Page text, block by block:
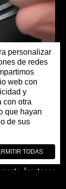
personalizar
de redes
web con
y
con otra
que hayan
de sus
TODAS
expresión. El
ultramoderno,
curvas de los
los tonos